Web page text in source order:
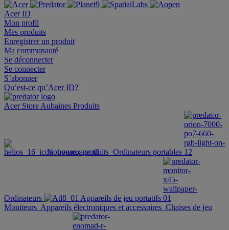
Acer ID
Mon profil
Mes produits
Enregistrer un produit
Ma communauté
Se déconnecter
Se connecter
S’abonner
Qu’est-ce qu’Acer ID?
Acer Store Aubaines Produits
Nouveaux produits Ordinateurs portables
Ordinateurs
Appareils de jeu portatifs
Moniteurs Appareils électroniques et accessoires Chaises de jeu